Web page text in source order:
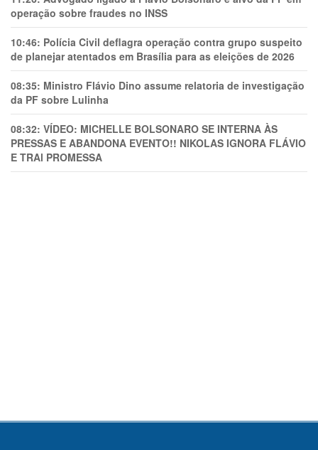
operação sobre fraudes no INSS
10:46: Polícia Civil deflagra operação contra grupo suspeito
de planejar atentados em Brasília para as eleições de 2026
08:35: Ministro Flávio Dino assume relatoria de investigação
da PF sobre Lulinha
08:32: VÍDEO: MICHELLE BOLSONARO SE INTERNA ÀS
PRESSAS E ABANDONA EVENTO!! NIKOLAS IGNORA FLÁVIO
E TRAl PROMESSA